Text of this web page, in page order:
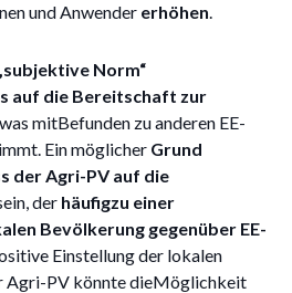
und Anwender erhöhen.
Norm“
auf die Bereitschaft zur
mitBefunden zu anderen EE-
Ein möglicher Grund
der Agri-PV auf die
der häufigzu einer
Bevölkerung gegenüber EE-
Einstellung der lokalen
Agri-PV könnte dieMöglichkeit